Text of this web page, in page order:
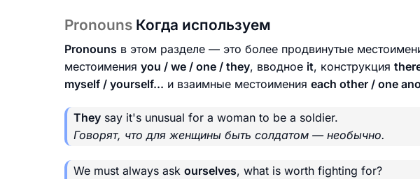
Pronouns Когда используем
Pronouns в этом разделе — это более продвинутые
местоимения you / we / one / they, вводное it, конструкция
myself / yourself... и взаимные местоимения each other / one
They say it's unusual for a woman to be a soldier.
Говорят, что для женщины быть солдатом — необычно.
We must always ask ourselves, what is worth fighting for?